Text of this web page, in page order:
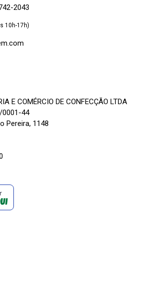
2043
10h-17h)
E COMÉRCIO DE CONFECÇÃO LTDA
0001-44
Pereira, 1148